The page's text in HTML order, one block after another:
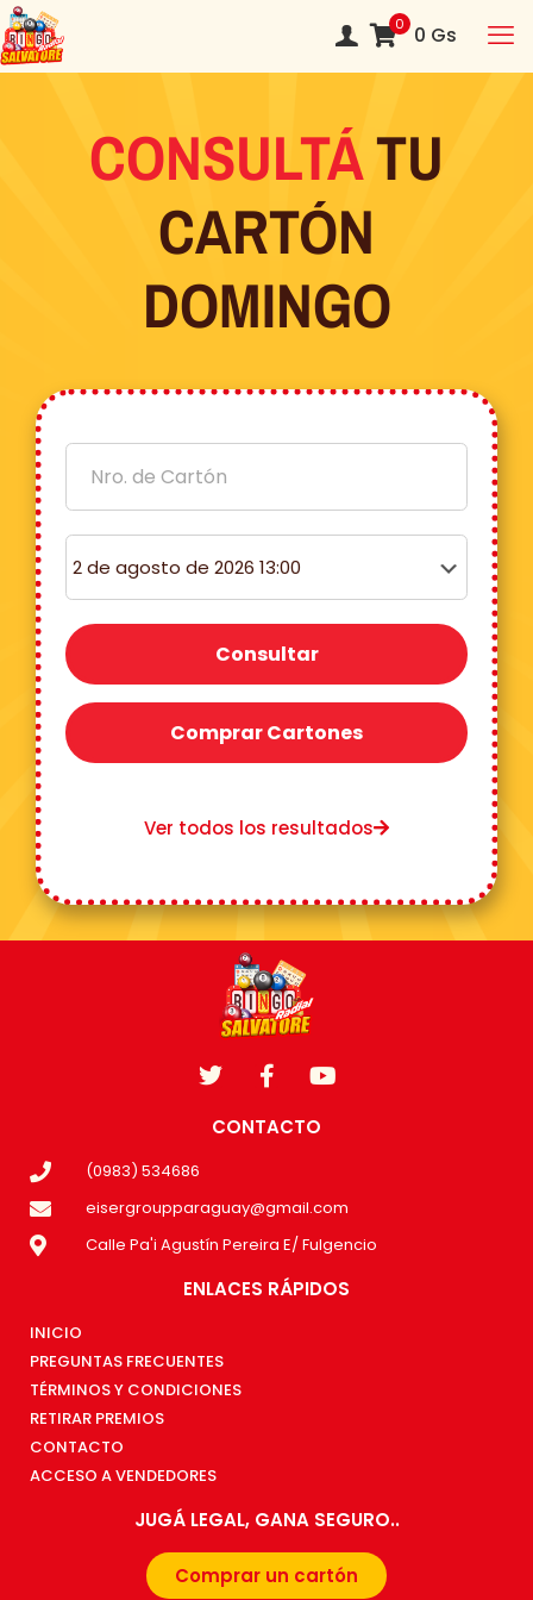
0 0 Gs
CONSULTÁTU
CARTÓN
DOMINGO
Consultar
Comprar Cartones
Ver todos los resultados
CONTACTO
(0983) 534686
eisergroupparaguay@gmail.com
Calle Pa'i Agustín Pereira E/ Fulgencio
ENLACES RÁPIDOS
INICIO
PREGUNTAS FRECUENTES
TÉRMINOS Y CONDICIONES
RETIRAR PREMIOS
CONTACTO
ACCESO A VENDEDORES
JUGÁ LEGAL, GANA SEGURO..
Comprar un cartón